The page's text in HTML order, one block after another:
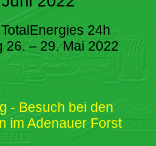
24h
26. – 29. Mai 2022
- Besuch bei den
im Adenauer Forst